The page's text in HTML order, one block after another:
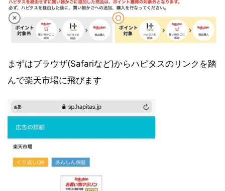
まずはブラウザ(Safariなど)からハピタスのリンクを踏
んで楽天市場に飛びます